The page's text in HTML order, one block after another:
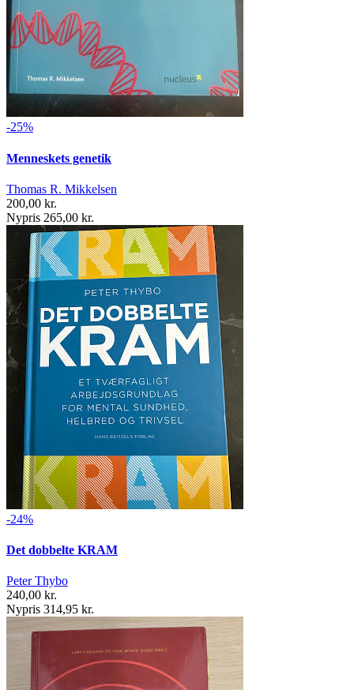
-25%
Menneskets genetik
Thomas R. Mikkelsen
200,00 kr.
Nypris 265,00 kr.
-24%
Det dobbelte KRAM
Peter Thybo
240,00 kr.
Nypris 314,95 kr.